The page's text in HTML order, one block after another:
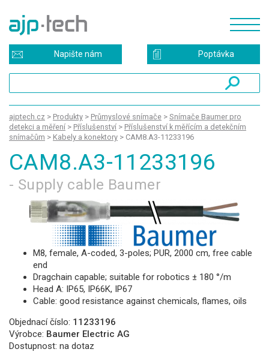
Poptávka
Napište nám
ajptech.cz > Produkty > Průmyslové snímače > Snímače Baumer pro
detekci a měření > Příslušenství > Příslušenství k měřícím a detekčním
snímačům > Kabely a konektory > CAM8.A3-11233196
CAM8.A3-11233196
- Supply cable Baumer
M8, female, A-coded, 3-poles; PUR, 2000 cm, free cable
end
Dragchain capable; suitable for robotics ± 180 °/m
Head A: IP65, IP66K, IP67
Cable: good resistance against chemicals, flames, oils
Objednací číslo: 11233196
Výrobce: Baumer Electric AG
Dostupnost: na dotaz